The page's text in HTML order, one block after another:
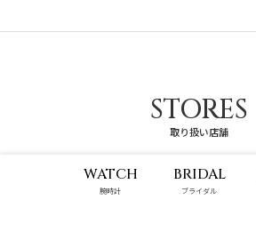
STORES
取り扱い店舗
WATCH
腕時計
BRIDAL
ブライダル